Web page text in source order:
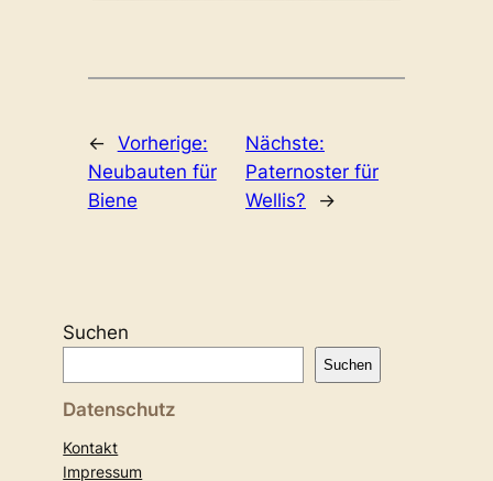
← Vorherige:
Neubauten für
Biene
Nächste:
Paternoster für
Wellis?
→
Suchen
Suchen
Datenschutz
Kontakt
Impressum